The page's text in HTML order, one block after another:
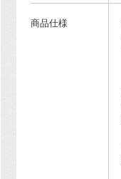
商品仕様